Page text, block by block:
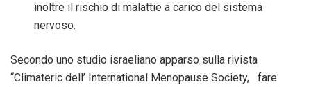
inoltre il rischio di malattie a carico del sistema
nervoso.
Secondo uno studio israeliano apparso sulla rivista
“Climateric dell’ International Menopause Society, fare